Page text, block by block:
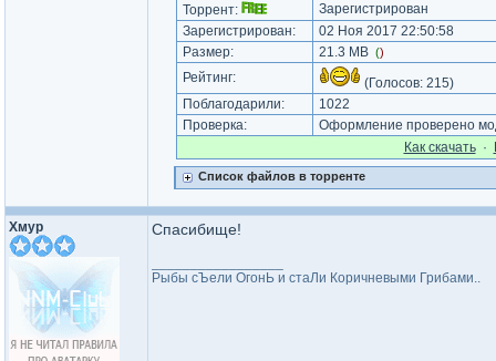
Торрент:
Зарегистрирован
Зарегистрирован:
02 Ноя 2017 22:50:58
Размер:
21.3 MB ()
Рейтинг: (Голосов: 215)
Поблагодарили:
1022
Проверка:
Оформление проверено
Как cкачать·
Список файлов в торренте
Хмур Спасибище!
Рыбы сЪели ОгонЬ и стаЛи Коричневыми Грибами..